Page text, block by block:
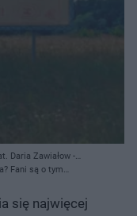
Daria Zawiałow -
Archiwum
Fani są o tym
się najwięcej